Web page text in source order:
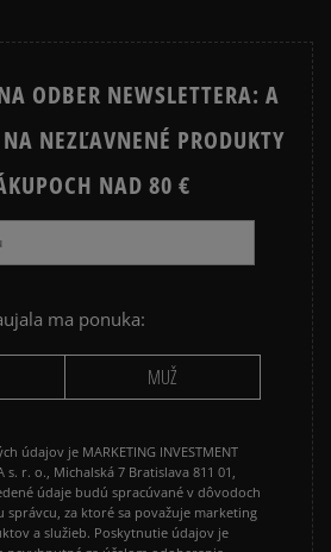
ODBER NEWSLETTERA: A
NEZĽAVNENÉ PRODUKTY
NAD 80 €
ma ponuka:
MUŽ
údajov je MARKETING INVESTMENT
s. r. o., Michalská 7 Bratislava 811 01,
údaje budú spracúvané v dôvodoch
správcu, za ktoré sa považuje marketing
a služieb. Poskytnutie údajov je